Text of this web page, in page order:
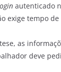
autenticado
exige tempo
as
deve